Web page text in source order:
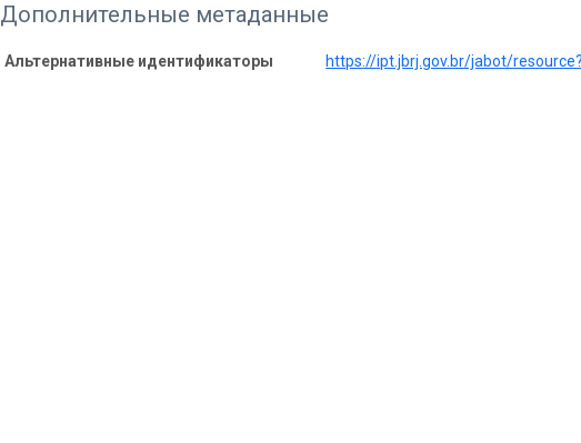
Дополнительные метаданные
Альтернативные идентификаторы https://ipt.jbrj.gov.br/jabot/